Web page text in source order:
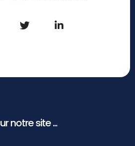
notre site ...